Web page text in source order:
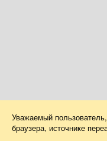
Уважаемый
браузера, источнике